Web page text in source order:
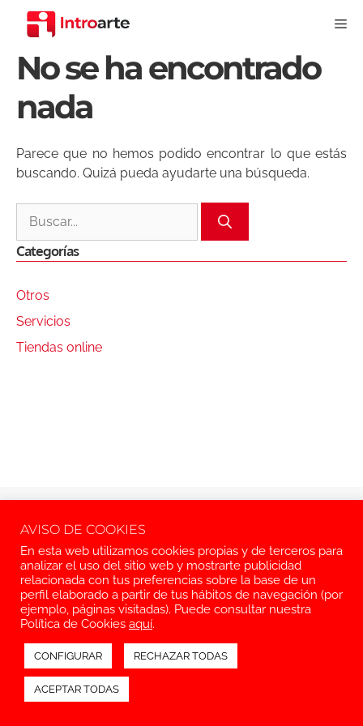
Saltar
No se ha encontrado
nada
Parece que no hemos podido encontrar lo que estás
buscando. Quizá pueda ayudarte una búsqueda.
Categorías
Otros
Servicios
Tiendas online
© 2026 Introarte S.L.
AVISO DE COOKIES
En esta web utilizamos cookies propias y de terceros para
analizar el uso del sitio web y mostrarte publicidad
relacionada con tus preferencias sobre la base de un
perfil elaborado a partir de tus hábitos de navegación (por
ejemplo, páginas visitadas). Puede consultar nuestra
Política de Cookies aquí.
CONFIGURAR RECHAZAR TODAS
ACEPTAR TODAS